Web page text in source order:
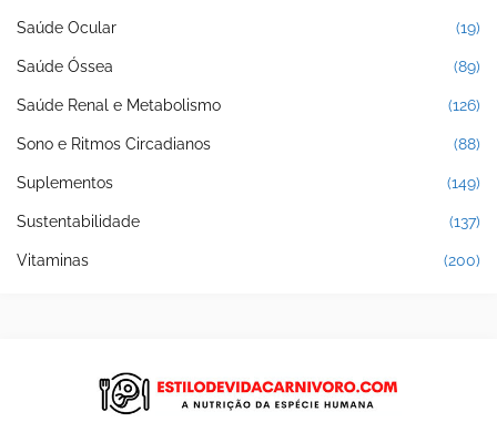
Saúde Ocular (19)
Saúde Óssea (89)
Saúde Renal e Metabolismo (126)
Sono e Ritmos Circadianos (88)
Suplementos (149)
Sustentabilidade (137)
Vitaminas (200)